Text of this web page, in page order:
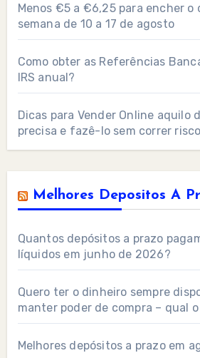
Menos €5 a €6,25 para encher o
semana de 10 a 17 de agosto
Como obter as Referências
IRS anual?
Dicas para Vender Online aquilo
precisa e fazê-lo sem correr
Melhores Depositos A
Quantos depósitos a prazo
líquidos em junho de 2026?
Quero ter o dinheiro sempre
manter poder de compra – qual
Melhores depósitos a prazo em